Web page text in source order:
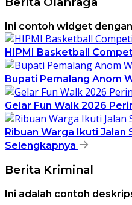
Ini contoh widget
HIPMI Basketball
Bupati Pemalang Anom
Gelar Fun Walk 2026
Ribuan Warga Ikuti Jalan
Selengkapnya
Berita Kriminal
Ini adalah contoh